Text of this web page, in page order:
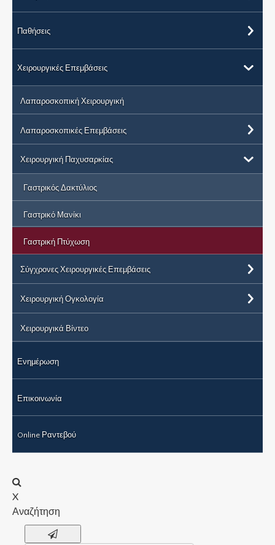
Παθήσεις
Χειρουργικές Επεμβάσεις
Λαπαροσκοπική Χειρουργική
Λαπαροσκοπικές Επεμβάσεις
Χειρουργική Παχυσαρκίας
Γαστρικός Δακτύλιος
Γαστρικό Μανίκι
Γαστρική Πτύχωση
Σύγχρονες Χειρουργικές Επεμβάσεις
Χειρουργική Ογκολογία
Χειρουργικά Βίντεο
Ενημέρωση
Επικοινωνία
Online Ραντεβού
X
Αναζήτηση